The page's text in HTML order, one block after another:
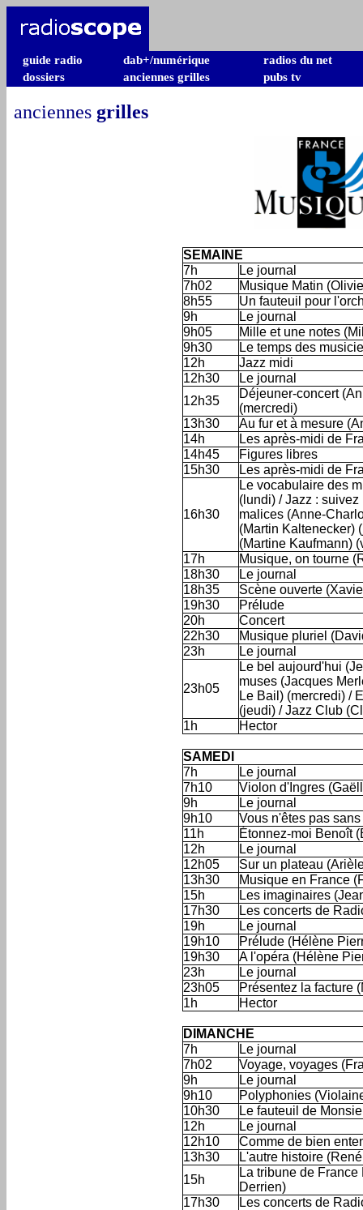
guide radio dab+/numérique
radios du net
dossiers
anciennes grilles pubs tv
anciennes grilles
SEMAINE
7h
Le journal
7h02
Musique Matin
8h55
Un fauteuil pour
9h
Le journal
9h05
Mille et une notes
9h30
Le temps des
12h
Jazz midi
12h30
Le journal
12h35
Déjeuner-concert
(mercredi)
13h30
Au fur et à mesure
14h
Les après-midi de
14h45
Figures libres
15h30
Les après-midi de
16h30
Le vocabulaire des
(lundi) / Jazz :
malices (Anne-
(Martin Kaltenecker)
(Martine Kaufmann)
17h
Musique, on tourne
18h30
Le journal
18h35
Scène ouverte
19h30
Prélude
20h
Concert
22h30
Musique pluriel
23h
Le journal
23h05
Le bel aujourd'hui
muses (Jacques
Le Bail) (mercredi) /
(jeudi) / Jazz Club
1h
Hector
SAMEDI
7h
Le journal
7h10
Violon d'Ingres
9h
Le journal
9h10
Vous n'êtes pas
11h
Étonnez-moi Benoît
12h
Le journal
12h05
Sur un plateau
13h30
Musique en France
15h
Les imaginaires
17h30
Les concerts de
19h
Le journal
19h10
Prélude (Hélène
19h30
A l'opéra (Hélène
23h
Le journal
23h05
Présentez la facture
1h
Hector
DIMANCHE
7h
Le journal
7h02
Voyage, voyages
9h
Le journal
9h10
Polyphonies
10h30
Le fauteuil de
12h
Le journal
12h10
Comme de bien
13h30
L'autre histoire
15h
La tribune de
Derrien)
17h30
Les concerts de